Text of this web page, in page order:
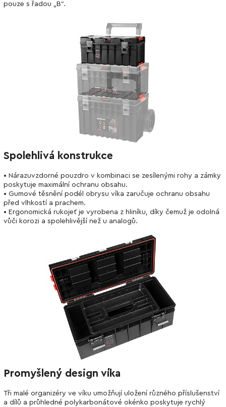
pouze s řadou „B“.
Spolehlivá konstrukce
• Nárazuvzdorné pouzdro v kombinaci se zesílenými rohy a zámky
poskytuje maximální ochranu obsahu.
• Gumové těsnění podél obrysu víka zaručuje ochranu obsahu
před vlhkostí a prachem.
• Ergonomická rukojeť je vyrobena z hliníku, díky čemuž je odolná
vůči korozi a spolehlivější než u analogů.
Promyšlený design víka
Tři malé organizéry ve víku umožňují uložení různého příslušenství
a dílů a průhledné polykarbonátové okénko poskytuje rychlý